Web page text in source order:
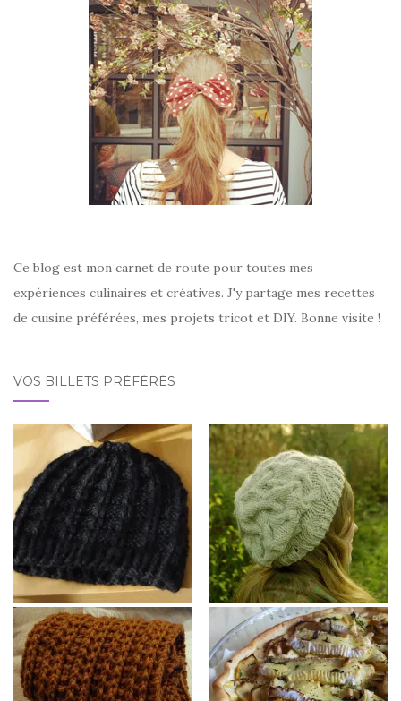
Ce blog est mon carnet de route pour toutes mes
expériences culinaires et créatives. J'y partage mes recettes
de cuisine préférées, mes projets tricot et DIY. Bonne visite !
VOS BILLETS PRÉFÉRÉS